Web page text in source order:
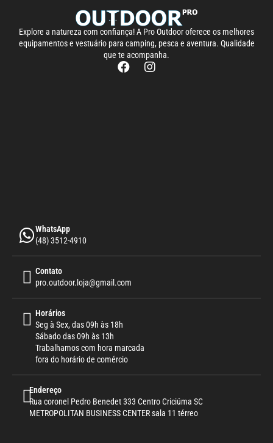
Explore a natureza com confiança! A Pro Outdoor oferece os melhores
equipamentos e vestuário para camping, pesca e aventura. Qualidade
que te acompanha.
WhatsApp
(48) 3512-4910
Contato
pro.outdoor.loja@gmail.com
Horários
Seg à Sex, das 09h às 18h
Sábado das 09h às 13h
Trabalhamos com hora marcada
fora do horário de comércio
Endereço
Rua coronel Pedro Benedet 333 Centro Criciúma SC
METROPOLITAN BUSINESS CENTER sala 11 térreo